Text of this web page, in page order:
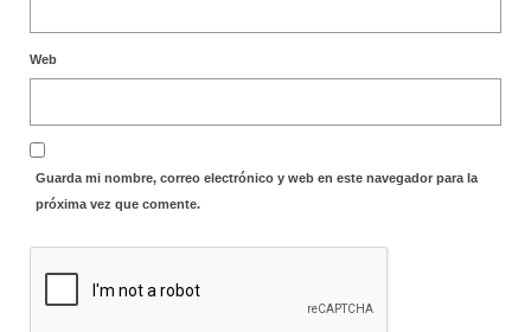
Web
Guarda mi nombre, correo electrónico y web en este navegador para la
próxima vez que comente.